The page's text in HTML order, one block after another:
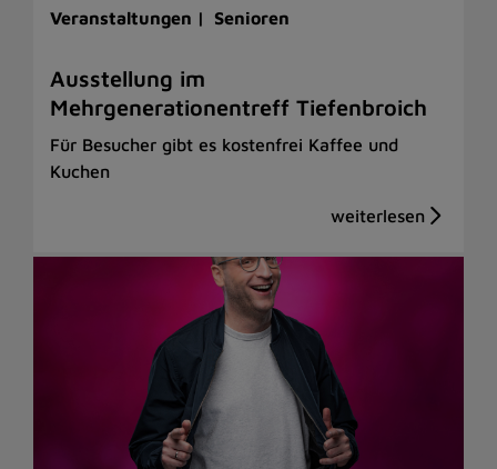
Veranstaltungen | Senioren
Ausstellung im
Mehrgenerationentreff Tiefenbroich
Für Besucher gibt es kostenfrei Kaffee und
Kuchen